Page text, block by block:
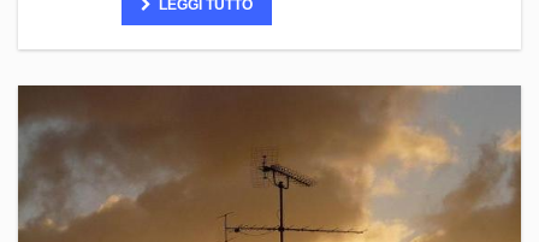
LEGGI TUTTO